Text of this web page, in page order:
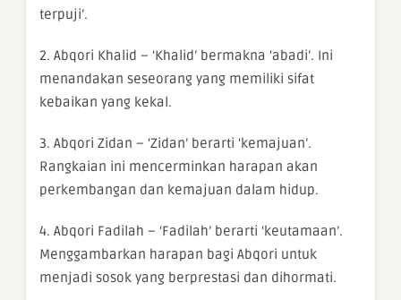
terpuji’.
2. Abqori Khalid – ‘Khalid’ bermakna ‘abadi’. Ini
menandakan seseorang yang memiliki sifat
kebaikan yang kekal.
3. Abqori Zidan – ‘Zidan’ berarti ‘kemajuan’.
Rangkaian ini mencerminkan harapan akan
perkembangan dan kemajuan dalam hidup.
4. Abqori Fadilah – ‘Fadilah’ berarti ‘keutamaan’.
Menggambarkan harapan bagi Abqori untuk
menjadi sosok yang berprestasi dan dihormati.